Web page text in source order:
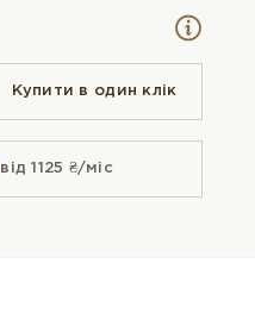
Купити в один клiк
від 1125 ₴/міс